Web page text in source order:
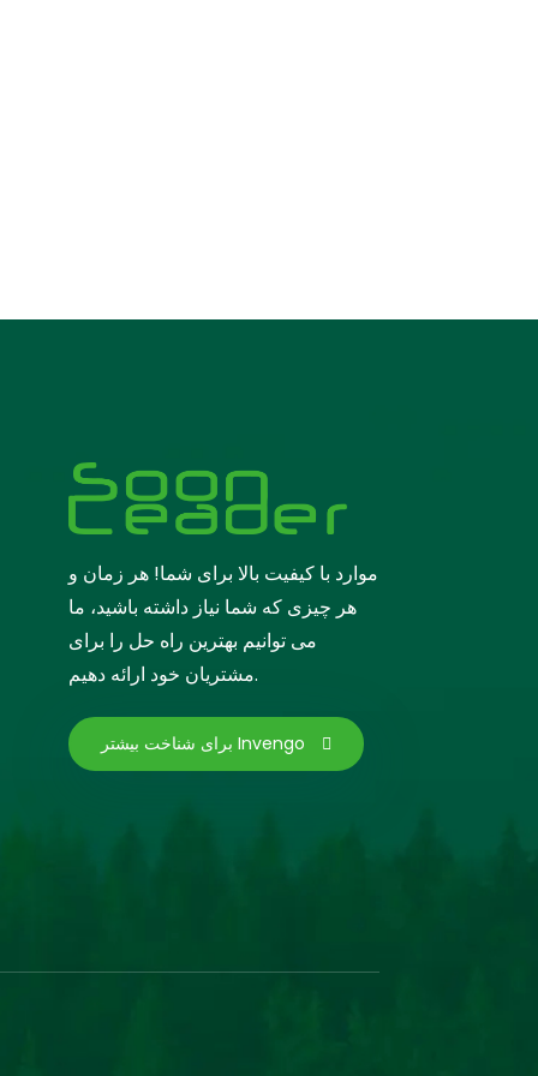
موارد با کیفیت بالا برای شما! هر زمان و
هر چیزی که شما نیاز داشته باشید، ما
می توانیم بهترین راه حل را برای
مشتریان خود ارائه دهیم.
برای شناخت بیشتر Invengo